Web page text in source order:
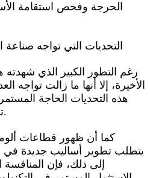
الحرجة وفحص استقامة
التحديات التي تواجه
رغم التطور الكبير الذي
الأخيرة، إلا أنها ما زالت تواجه
هذه التحديات الحاجة
تقليل زمن التصنيع والتكلفة.
كما أن ظهور قطاعات
يتطلب تطوير أساليب جديدة في
إلى ذلك، فإن المنافسة